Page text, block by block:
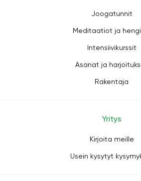
Joogatunnit
Meditaatiot ja
Intensiivikurssit
Asanat ja
Rakentaja
Yritys
Kirjoita meille
Usein kysytyt